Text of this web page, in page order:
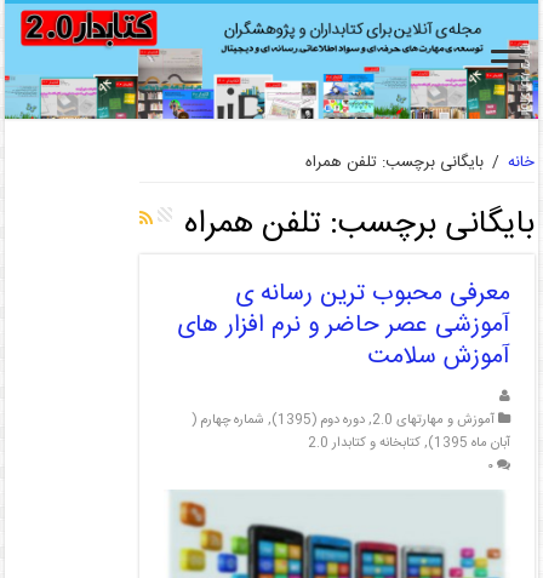
خانه / بایگانی برچسب: تلفن همراه
بایگانی برچسب: تلفن همراه
معرفی محبوب ترین رسانه ی
آموزشی عصر حاضر و نرم افزار های
آموزش سلامت
آموزش و مهارتهای 2.0 ,دوره دوم (1395) , شماره چهارم (
آبان ماه 1395)
,کتابخانه و کتابدار 2.0
۰